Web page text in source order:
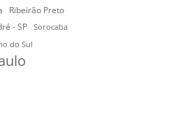
Ribeirão Preto
- SP
Sorocaba
do Sul